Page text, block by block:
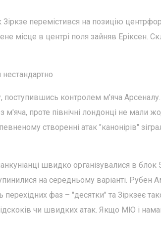
Зіркзе перемістився на позицію
місце в центрі поля зайняв Еріксен.
контролем м'яча
м'яча, проте північні лондонці не мали
створенні атак "канонірів"
швидко організувалися в
на середньому варіанті. Рубен
фаз – "десятки" та Зіркзеє
чи швидких атак. Якщо МЮ і